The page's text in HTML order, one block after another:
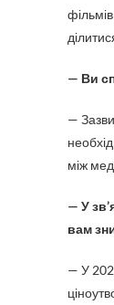
— Ви
—
між
— У
вам
— У